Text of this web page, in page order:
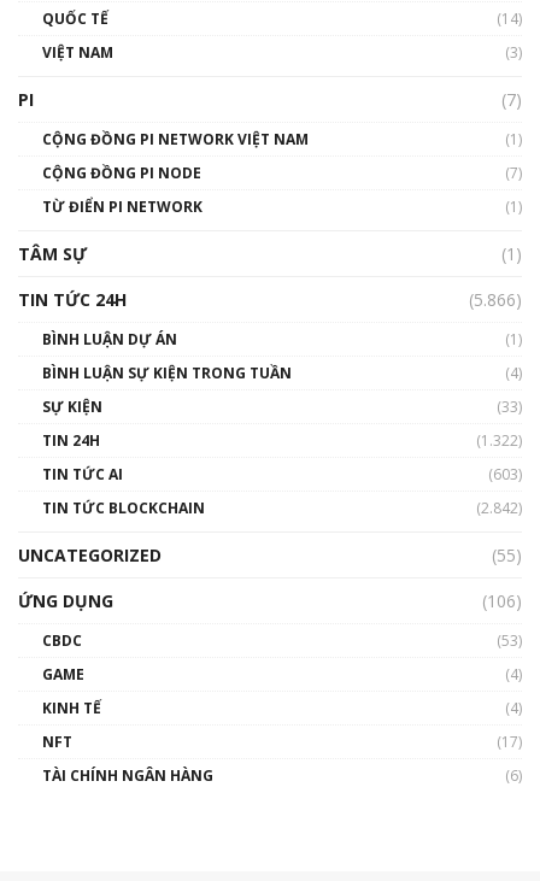
QUỐC TẾ
(14)
VIỆT NAM
(3)
PI (7)
CỘNG ĐỒNG PI NETWORK VIỆT NAM
(1)
CỘNG ĐỒNG PI NODE
(7)
TỪ ĐIỂN PI NETWORK
(1)
TÂM SỰ
(1)
TIN TỨC 24H
(5.866)
BÌNH LUẬN DỰ ÁN
(1)
BÌNH LUẬN SỰ KIỆN TRONG TUẦN
(4)
SỰ KIỆN
(33)
TIN 24H
(1.322)
TIN TỨC AI
(603)
TIN TỨC BLOCKCHAIN
(2.842)
UNCATEGORIZED
(55)
ỨNG DỤNG
(106)
CBDC
(53)
GAME
(4)
KINH TẾ
(4)
NFT
(17)
TÀI CHÍNH NGÂN HÀNG
(6)